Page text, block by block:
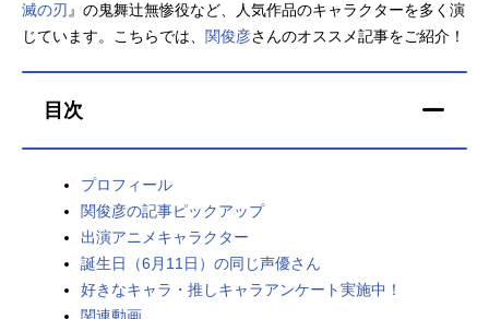
秋アニメ 冬アニメ
滅の刃 』の鬼舞辻無惨役など、人気作品のキャラクターを多く演
じています。こちらでは、 関俊彦さんのオススメ記事をご紹介！
目次
プロフィール
関俊彦の記事ピックアップ
出演アニメキャラクター
誕生日（6月11日）の同じ声優さん
好きなキャラ・推しキャラアンケート実施中！